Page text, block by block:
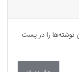
نوشته‌ها را در پست